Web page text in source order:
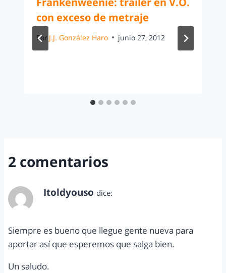
con exceso de metraje
Por J.J. González Haro junio 27, 2012
2 comentarios
Itoldyouso dice:
Siempre es bueno que llegue gente nueva para
aportar así que esperemos que salga bien.
Un saludo.